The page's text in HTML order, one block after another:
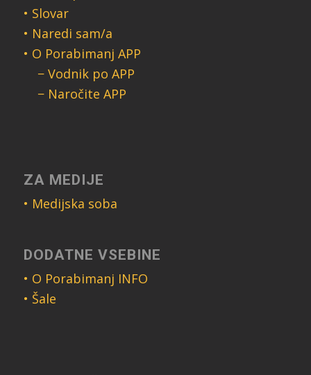
• Slovar
• Naredi sam/a
• O Porabimanj APP
− Vodnik po APP
− Naročite APP
ZA MEDIJE
• Medijska soba
DODATNE VSEBINE
• O Porabimanj INFO
• Šale